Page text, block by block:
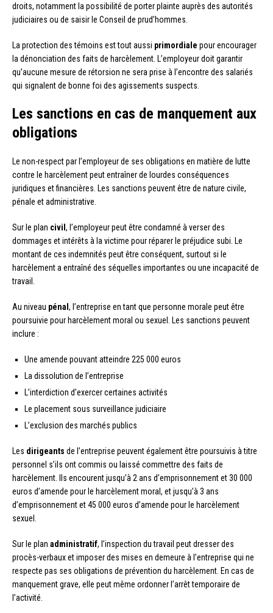
droits, notamment la possibilité de porter plainte auprès des autorités
judiciaires ou de saisir le Conseil de prud’hommes.
La protection des témoins est tout aussi primordiale pour encourager
la dénonciation des faits de harcèlement. L’employeur doit garantir
qu’aucune mesure de rétorsion ne sera prise à l’encontre des salariés
qui signalent de bonne foi des agissements suspects.
Les sanctions en cas de manquement aux
obligations
Le non-respect par l’employeur de ses obligations en matière de lutte
contre le harcèlement peut entraîner de lourdes conséquences
juridiques et financières. Les sanctions peuvent être de nature civile,
pénale et administrative.
Sur le plan civil , l’employeur peut être condamné à verser des
dommages et intérêts à la victime pour réparer le préjudice subi. Le
montant de ces indemnités peut être conséquent, surtout si le
harcèlement a entraîné des séquelles importantes ou une incapacité de
travail.
Au niveau pénal , l’entreprise en tant que personne morale peut être
poursuivie pour harcèlement moral ou sexuel. Les sanctions peuvent
inclure :
Une amende pouvant atteindre 225 000 euros
La dissolution de l’entreprise
L’interdiction d’exercer certaines activités
Le placement sous surveillance judiciaire
L’exclusion des marchés publics
Les dirigeants de l’entreprise peuvent également être poursuivis à titre
personnel s’ils ont commis ou laissé commettre des faits de
harcèlement. Ils encourent jusqu’à 2 ans d’emprisonnement et 30 000
euros d’amende pour le harcèlement moral, et jusqu’à 3 ans
d’emprisonnement et 45 000 euros d’amende pour le harcèlement
sexuel.
Sur le plan administratif, l’inspection du travail peut dresser des
procès-verbaux et imposer des mises en demeure à l’entreprise qui ne
respecte pas ses obligations de prévention du harcèlement. En cas de
manquement grave, elle peut même ordonner l’arrêt temporaire de
l’activité.